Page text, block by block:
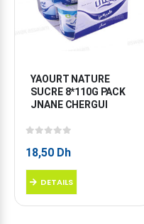
YAOURT NATURE
SUCRE 8*110G PACK
JNANE CHERGUI
18,50 Dh
DETAILS